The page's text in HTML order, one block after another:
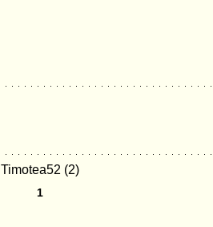
Timotea52 (2)
1